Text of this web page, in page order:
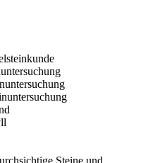
Steine und